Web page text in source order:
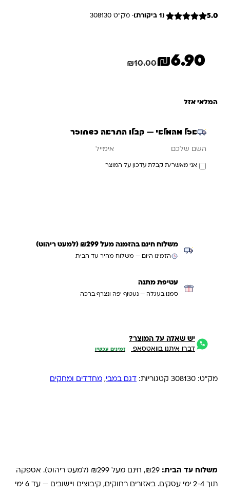
5.0
לקוחות
(1 ביקורת) · מק"ט 308130
₪10.00
המחיר המקורי היה: ₪10.00.
₪6.90
המחיר הנוכחי הוא: ₪6.90.
המלאי אזל
אזל מהמלאי — קבלו התראה כשחוזר
אני מאשר/ת קבלת עדכון על המוצר
משלוח חינם בהזמנה מעל ₪299 (למעט ריהוט)
הזמינו היום — משלוח מהיר עד הבית
עטיפת מתנה
סמנו בעגלה — נעטוף יפה ונצרף ברכה
יש שאלה על המוצר?
דברו איתנו בוואטסאפ זמינים עכשיו
מק"ט: 308130 קטגוריות: דגם במבי, מחדדים ומחקים
משלוח עד הבית: ₪29, חינם מעל ₪299 (למעט ריהוט). אספקה
תוך 2-4 ימי עסקים. באזורים רחוקים, קיבוצים ויישובים — עד 6 ימי